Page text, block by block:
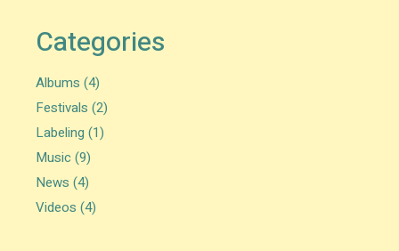
Categories
Albums (4)
Festivals (2)
Labeling (1)
Music(9)
News (4)
Videos (4)